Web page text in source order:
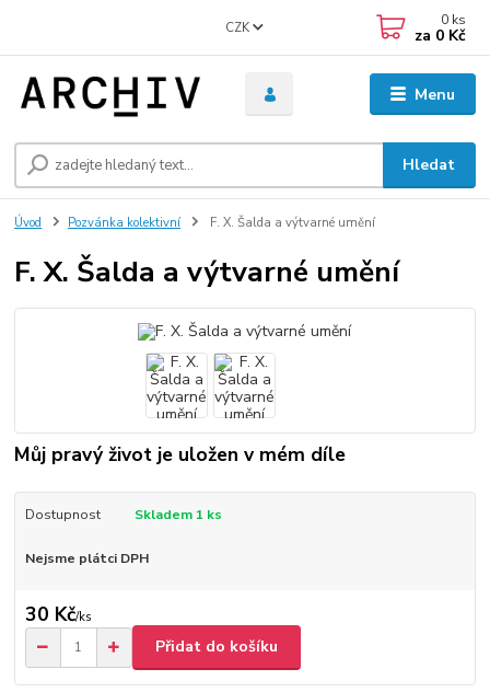
Menu
CZK
Hledat
0 ks
za 0 Kč
Úvod Pozvánka kolektivní F. X. Šalda a výtvarné umění
F. X. Šalda a výtvarné umění
Můj pravý život je uložen v mém díle
Dostupnost Skladem 1 ks
Nejsme plátci DPH
30 Kč/ks
Přidat do košíku